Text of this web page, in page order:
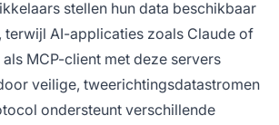
stellen hun data beschikbaar
terwijl AI-applicaties zoals Claude of
MCP-client met deze servers
veilige, tweerichtingsdatastromen
ondersteunt verschillende